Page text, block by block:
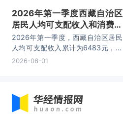
172元，同比名义增长2.29%。
2026年第一季度西藏自治区
居民人均可支配收入和消费支
出情况统计
2026年第一季度，西藏自治区居民
人均可支配收入累计为6483元，相
比上年同期增加了454元，同比名义
2026-06-01